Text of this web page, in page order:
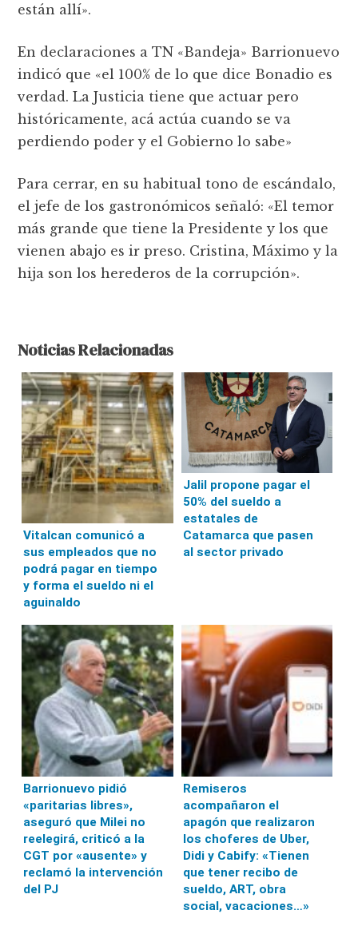
están allí».
En declaraciones a TN «Bandeja» Barrionuevo
indicó que «el 100% de lo que dice Bonadio es
verdad. La Justicia tiene que actuar pero
históricamente, acá actúa cuando se va
perdiendo poder y el Gobierno lo sabe»
Para cerrar, en su habitual tono de escándalo,
el jefe de los gastronómicos señaló: «El temor
más grande que tiene la Presidente y los que
vienen abajo es ir preso. Cristina, Máximo y la
hija son los herederos de la corrupción».
Noticias Relacionadas
Vitalcan comunicó a
sus empleados que no
podrá pagar en tiempo
y forma el sueldo ni el
aguinaldo
Jalil propone pagar el
50% del sueldo a
estatales de
Catamarca que pasen
al sector privado
Barrionuevo pidió
«paritarias libres»,
aseguró que Milei no
reelegirá, criticó a la
CGT por «ausente» y
reclamó la intervención
del PJ
Remiseros
acompañaron el
apagón que realizaron
los choferes de Uber,
Didi y Cabify: «Tienen
que tener recibo de
sueldo, ART, obra
social, vacaciones…»